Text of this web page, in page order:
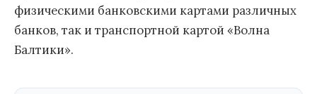
физическими банковскими картами различных
банков, так и транспортной картой «Волна
Балтики».